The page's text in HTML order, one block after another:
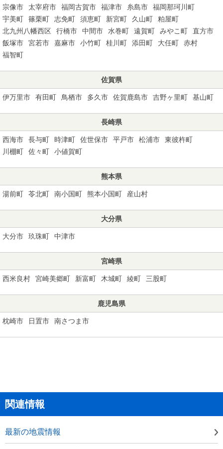
宗像市 太宰府市 福岡古賀市 福津市 糸島市
福岡那珂川町
宇美町
篠栗町 志免町 須恵町 新宮町 久山町
粕屋町
北九州八幡西区
行橋市 中間市 水巻町 遠賀町 みやこ町
直方市
飯塚市
宮若市 嘉麻市 小竹町 桂川町 添田町 大任町
赤村
福智町
佐賀県
伊万里市 有田町 鳥栖市 多久市 佐賀鹿島市 吉野ヶ里町 基山町
長崎県
西海市 長与町 時津町 佐世保市 平戸市 松浦市
東彼杵町
川棚町
佐々町 小値賀町
熊本県
湯前町 苓北町 南小国町 熊本小国町 産山村
大分県
大分市 玖珠町 中津市
宮崎県
西米良村 宮崎美郷町 新富町 木城町 綾町 三股町
鹿児島県
枕崎市 日置市 南さつま市
関連情報
最新の地震情報